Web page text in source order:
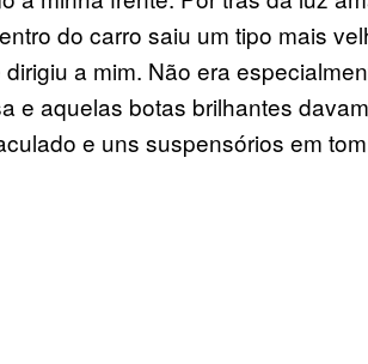
do carro saiu um tipo mais
a mim. Não era
e aquelas botas brilhantes
e uns suspensórios em